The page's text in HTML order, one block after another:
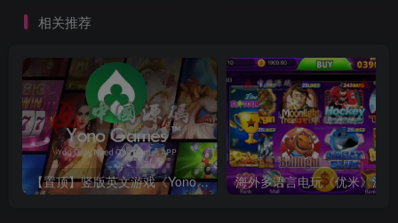
相关推荐
【置顶】竖版英文游戏《Yono Games》源码 海外多语言电玩《优米》源码